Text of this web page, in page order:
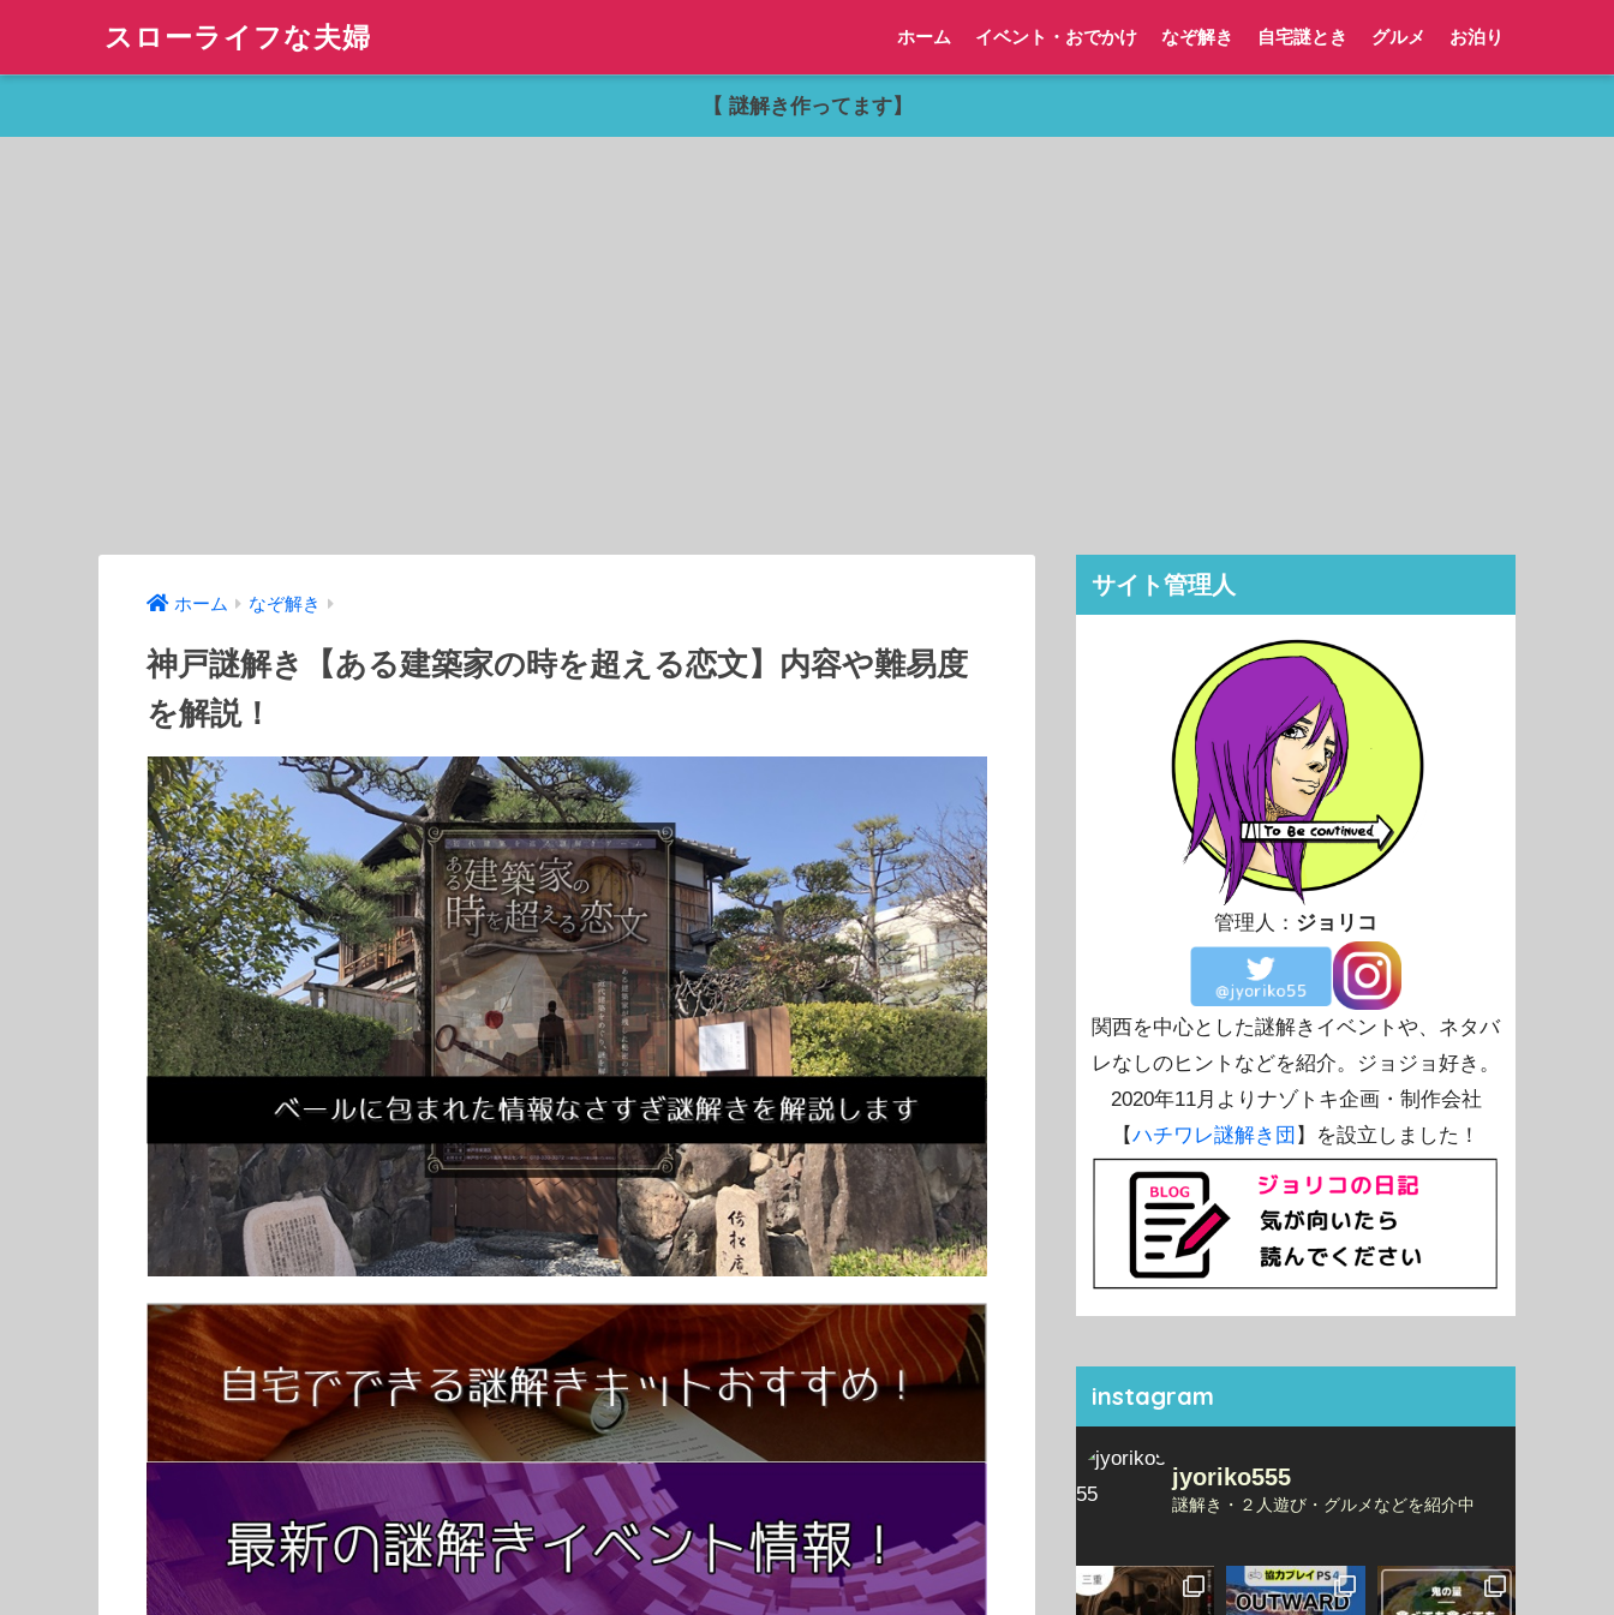
スローライフな夫婦 ホーム イベント・おでかけ なぞ解き 自宅謎とき グルメ お泊り
【 謎解き作ってます】
ホーム なぞ解き
神戸謎解き【ある建築家の時を超える恋文】内容や難易度
を解説！
サイト管理人
管理人： ジョリコ
関西を中心とした謎解きイベントや、ネタバ
レなしのヒントなどを紹介。ジョジョ好き。
2020年11月よりナゾトキ企画・制作会社
【ハチワレ謎解き団 】を設立しました！
instagram
jyoriko555
謎解き・２人遊び・グルメなどを紹介中